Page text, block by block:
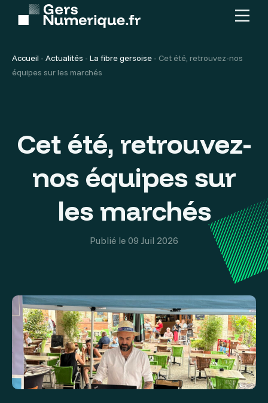
Contenu
principal
Menu
Accueil - Actualités - La fibre gersoise - Cet été, retrouvez-nos
équipes sur les marchés
Cet été, retrouvez-
nos équipes sur
les marchés
Publié le 09 Juil 2026